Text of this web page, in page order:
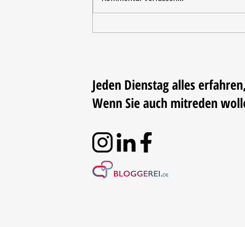
Vom Elektromarkt aufs
Jeden Dienstag alles
Wenn Sie auch mitreden